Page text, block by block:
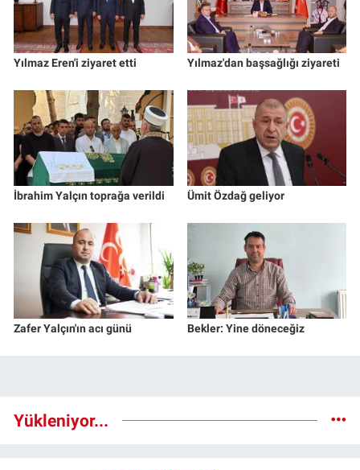
Yılmaz Eren'i ziyaret etti Yılmaz'dan başsağlığı ziyareti
İbrahim Yalçın toprağa verildi Ümit Özdağ geliyor
Zafer Yalçın'ın acı günü Bekler: Yine döneceğiz
Yükleniyor...